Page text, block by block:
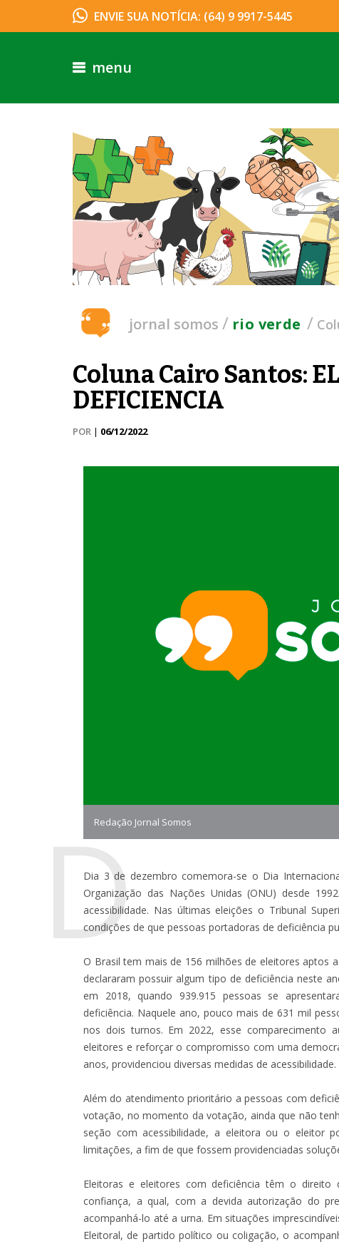
ENVIE SUA NOTÍCIA: (64) 9 9917-5445
menu
jornal somos / rio verde /
Coluna Cairo Santos:
DEFICIENCIA
POR | 06/12/2022
Redação Jornal Somos
D
Dia 3 de dezembro comemora-se o Dia
Organização das Nações Unidas (ONU) desde
acessibilidade. Nas últimas eleições o Tribunal
condições de que pessoas portadoras de deficiência
O Brasil tem mais de 156 milhões de eleitores aptos
declararam possuir algum tipo de deficiência neste
em 2018, quando 939.915 pessoas se
deficiência. Naquele ano, pouco mais de 631 mil
nos dois turnos. Em 2022, esse comparecimento
eleitores e reforçar o compromisso com uma
anos, providenciou diversas medidas de acessibilidade.
Além do atendimento prioritário a pessoas com
votação, no momento da votação, ainda que não
seção com acessibilidade, a eleitora ou o eleitor
limitações, a fim de que fossem providenciadas
Eleitoras e eleitores com deficiência têm o
confiança, a qual, com a devida autorização do
acompanhá-lo até a urna. Em situações
Eleitoral, de partido político ou coligação, o